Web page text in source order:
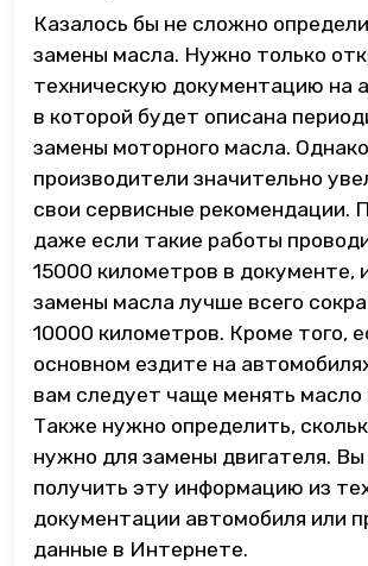
Казалось бы не сложно
замены масла. Нужно только
техническую документацию на
в которой будет описана
замены моторного масла.
производители значительно
свои сервисные рекомендации.
даже если такие работы
15000 километров в документе,
замены масла лучше всего
10000 километров. Кроме того,
основном ездите на
вам следует чаще менять масло
Также нужно определить,
нужно для замены двигателя.
получить эту информацию из
документации автомобиля или
данные в Интернете.